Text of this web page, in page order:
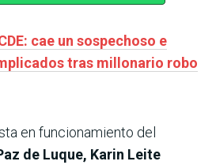
cae un sospechoso e
tras millonario robo
en funcionamiento del
de Luque, Karin Leite